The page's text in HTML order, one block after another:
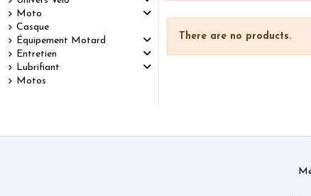
There are no products.
Moto
Casque
Équipement Motard
Entretien
Lubrifiant
Motos